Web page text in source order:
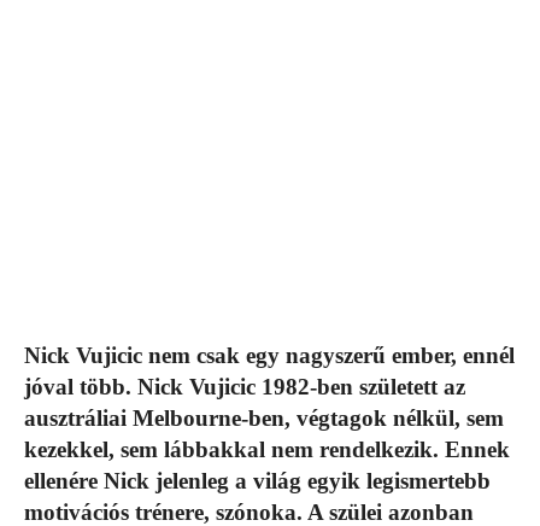
Nick Vujicic nem csak egy nagyszerű ember, ennél
jóval több. Nick Vujicic 1982-ben született az
ausztráliai Melbourne-ben, végtagok nélkül, sem
kezekkel, sem lábbakkal nem rendelkezik. Ennek
ellenére Nick jelenleg a világ egyik legismertebb
motivációs trénere, szónoka. A szülei azonban